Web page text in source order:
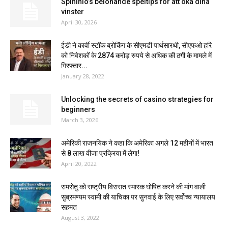
vinster
April 30, 2026
ईडी ने कार्वी स्टॉक ब्रोकिंग के सीएमडी पार्थसारथी, सीएफओ हरि
को निवेशकों के 2874 करोड़ रुपये से अधिक की ठगी के मामले में
गिरफ्तार...
January 28, 2022
Unlocking the secrets of casino strategies for
beginners
March 3, 2026
अमेरिकी राजनयिक ने कहा कि अमेरिका अगले 12 महीनों में भारत
से 8 लाख वीजा प्रक्रिया में लेगा!
April 20, 2022
रामसेतु को राष्ट्रीय विरासत स्मारक घोषित करने की मांग वाली
सुब्रमण्यम स्वामी की याचिका पर सुनवाई के लिए सर्वोच्च न्यायालय
सहमत
August 3, 2022